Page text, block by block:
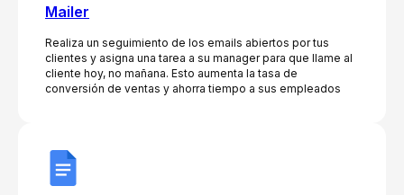
Mailer
Realiza un seguimiento de los emails abiertos por tus
clientes y asigna una tarea a su manager para que llame al
cliente hoy, no mañana. Esto aumenta la tasa de
conversión de ventas y ahorra tiempo a sus empleados